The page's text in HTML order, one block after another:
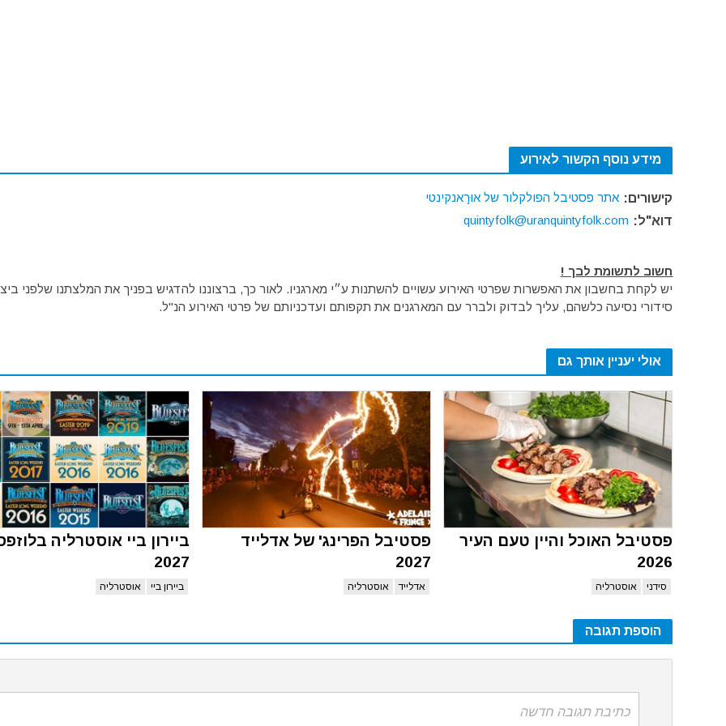
מידע נוסף הקשור לאירוע
קישורים: אתר פסטיבל הפולקלור של אוּרָאנקינטי
דוא"ל: quintyfolk@uranquintyfolk.com
חשוב לתשומת לבך !
יש לקחת בחשבון את האפשרות שפרטי האירוע עשויים להשתנות ע״י מארגניו. לאור כך, ברצוננו להדגיש בפניך את המלצתנו שלפני
סידורי נסיעה כלשהם, עליך לבדוק ולברר עם המארגנים את תקפותם ועדכניותם של פרטי האירוע הנ"ל.
אולי יעניין אותך גם
פסטיבל האוכל והיין טעם העיר
2026
סידני אוסטרליה
פסטיבל הפרינג' של אדלייד
2027
אדלייד אוסטרליה
ביירון ביי אוסטרליה
2027
ביירון ביי אוסטרליה
הוספת תגובה
כתיבת תגובה חדשה